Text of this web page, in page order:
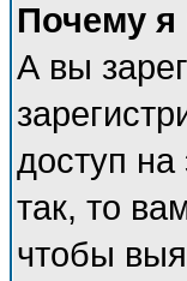
Почему я
А вы
доступ
так, то
чтобы